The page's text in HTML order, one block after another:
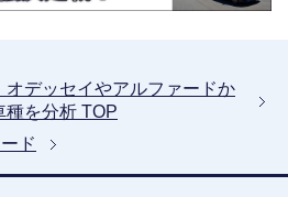
オデッセイやアルファードか
種を分析 TOP
ド